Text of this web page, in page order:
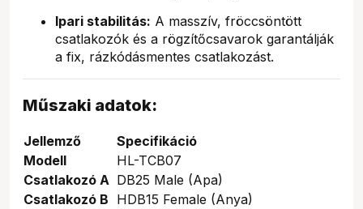
Ipari stabilitás: A masszív, fröccsöntött
csatlakozók és a rögzítőcsavarok garantálják
a fix, rázkódásmentes csatlakozást.
Műszaki adatok:
Jellemző
Specifikáció
Modell
HL-TCB07
Csatlakozó A DB25 Male (Apa)
Csatlakozó B HDB15 Female (Anya)